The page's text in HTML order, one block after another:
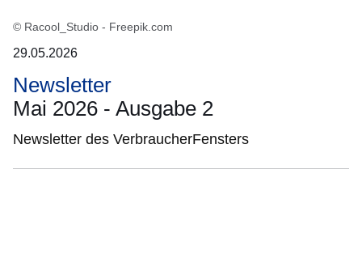
© Racool_Studio - Freepik.com
29.05.2026
Newsletter
Mai 2026 - Ausgabe 2
Newsletter des VerbraucherFensters